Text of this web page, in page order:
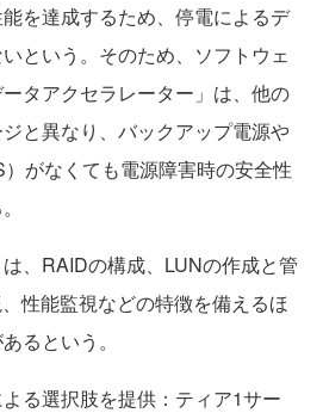
を達成するため、停電によるデ
という。そのため、ソフトウェ
タアクセラレーター」は、他の
と異なり、バックアップ電源や
がなくても電源障害時の安全性
は、RAIDの構成、LUNの作成と管
性能監視などの特徴を備えるほ
るという。
る選択肢を提供：ティア1サー